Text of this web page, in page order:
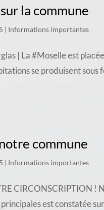
la commune
| Informations importantes
| La #Moselle est
se produisent
commune
| Informations importantes
CIRCONSCRIPTION !
est constatée